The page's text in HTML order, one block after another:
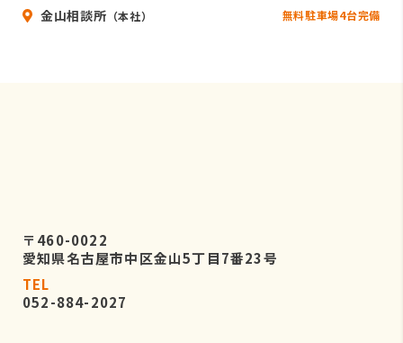
金山相談所 （本社） 無料駐車場4台完備
〒460-0022
愛知県名古屋市中区金山5丁目7番23号
TEL
052-884-2027